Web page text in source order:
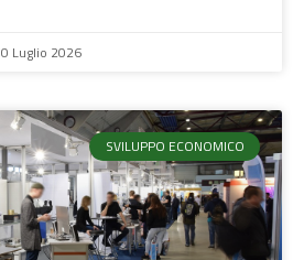
Luglio 2026
SVILUPPO ECONOMICO